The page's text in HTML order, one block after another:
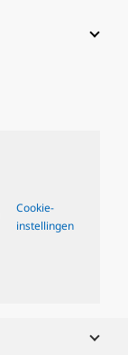
Cookie-
instellingen